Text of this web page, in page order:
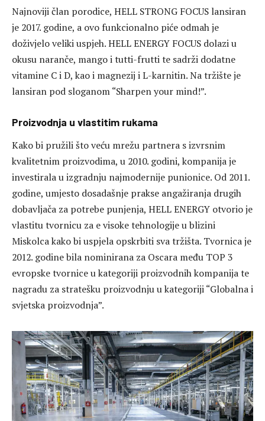
Najnoviji član porodice, HELL STRONG FOCUS lansiran
je 2017. godine, a ovo funkcionalno piće odmah je
doživjelo veliki uspjeh. HELL ENERGY FOCUS dolazi u
okusu naranče, mango i tutti-frutti te sadrži dodatne
vitamine C i D, kao i magnezij i L-karnitin. Na tržište je
lansiran pod sloganom “Sharpen your mind!”.
Proizvodnja u vlastitim rukama
Kako bi pružili što veću mrežu partnera s izvrsnim
kvalitetnim proizvodima, u 2010. godini, kompanija je
investirala u izgradnju najmodernije punionice. Od 2011.
godine, umjesto dosadašnje prakse angažiranja drugih
dobavljača za potrebe punjenja, HELL ENERGY otvorio je
vlastitu tvornicu za e visoke tehnologije u blizini
Miskolca kako bi uspjela opskrbiti sva tržišta. Tvornica je
2012. godine bila nominirana za Oscara među TOP 3
evropske tvornice u kategoriji proizvodnih kompanija te
nagradu za stratešku proizvodnju u kategoriji “Globalna i
svjetska proizvodnja”.